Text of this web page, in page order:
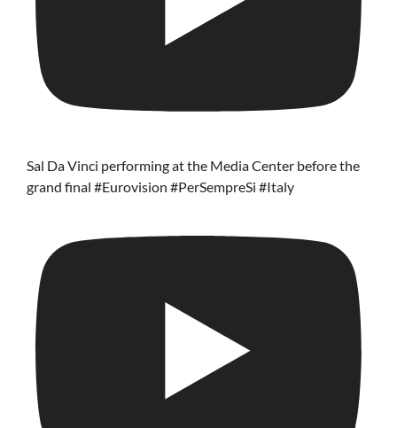
Sal Da Vinci performing at the Media Center before the
grand final #Eurovision #PerSempreSi #Italy